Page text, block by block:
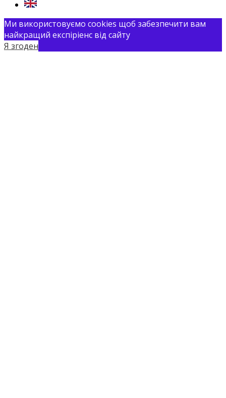
Ми використовуємо cookies щоб забезпечити вам
найкращий експіріенс від сайту
Я згоден